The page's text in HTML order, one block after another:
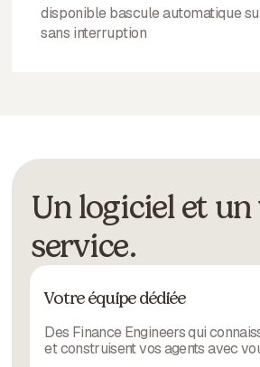
disponible bascule automatique
sans interruption
Un logiciel et
service.
Votre équipe dédiée
Des Finance Engineers qui
et construisent vos agents avec